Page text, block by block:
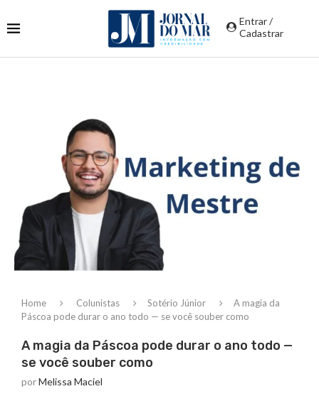
Entrar /
Cadastrar
Home Colunistas Sotério Júnior
A magia da
Páscoa pode durar o ano todo — se você souber como
A magia da Páscoa pode durar o ano todo —
se você souber como
porMelissa Maciel